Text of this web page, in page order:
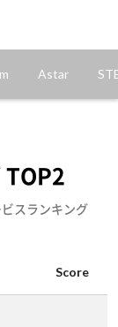
Astar
スランキング
Score